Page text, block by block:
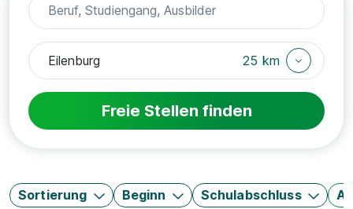
25 km
Freie Stellen finden
Sortierung Beginn Schulabschluss